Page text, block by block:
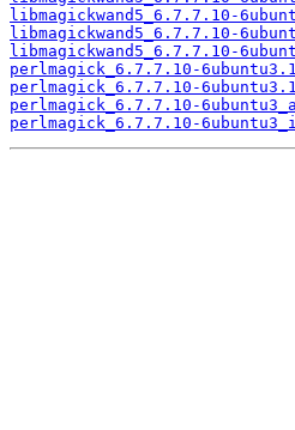
libmagickwand5_6.7.7.10-
libmagickwand5_6.7.7.10-
libmagickwand5_6.7.7.10-
perlmagick_6.7.7.10-
perlmagick_6.7.7.10-
perlmagick_6.7.7.10-
perlmagick_6.7.7.10-